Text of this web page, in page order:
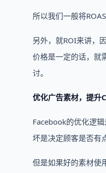
所以我们一般将
另外，就ROI来讲，
价格是一定的话，就
讨。
优化广告素材，提升
Facebook的优化逻
坏是决定顾客是否有
但是如果好的素材使